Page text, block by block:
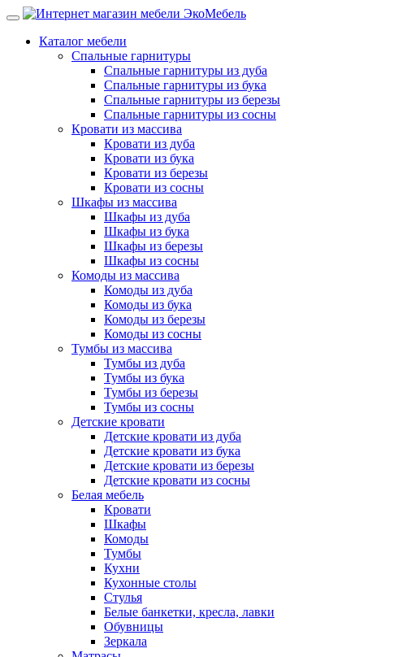
Каталог мебели
Спальные гарнитуры
Спальные гарнитуры из дуба
Спальные гарнитуры из бука
Спальные гарнитуры из березы
Спальные гарнитуры из сосны
Кровати из массива
Кровати из дуба
Кровати из бука
Кровати из березы
Кровати из сосны
Шкафы из массива
Шкафы из дуба
Шкафы из бука
Шкафы из березы
Шкафы из сосны
Комоды из массива
Комоды из дуба
Комоды из бука
Комоды из березы
Комоды из сосны
Тумбы из массива
Тумбы из дуба
Тумбы из бука
Тумбы из березы
Тумбы из сосны
Детские кровати
Детские кровати из дуба
Детские кровати из бука
Детские кровати из березы
Детские кровати из сосны
Белая мебель
Кровати
Шкафы
Комоды
Тумбы
Кухни
Кухонные столы
Стулья
Белые банкетки, кресла, лавки
Обувницы
Зеркала